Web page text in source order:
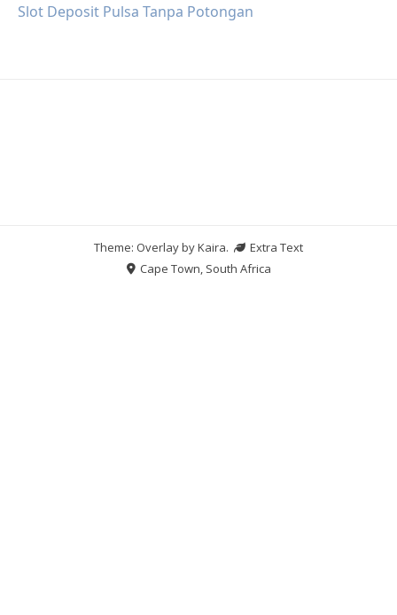
Slot Deposit Pulsa Tanpa Potongan
Theme: Overlay byKaira.
Extra Text
Cape Town, South Africa